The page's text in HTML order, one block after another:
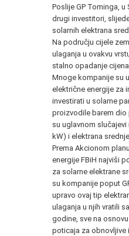
Poslije GP Tominga,
drugi investitori,
solarnih elektrana
Na području cijele
ulaganja u ovakvu
stalno opadanje
Mnoge kompanije su
električne energije za
investirati u solarne
proizvodile barem dio
su uglavnom
kW) i elektrana
Prema Akcionom
energije FBiH najviši
za solarne elektrane
su kompanije poput
upravo ovaj tip
ulaganja u njih vratili
godine, sve na
poticaja za obnovljive